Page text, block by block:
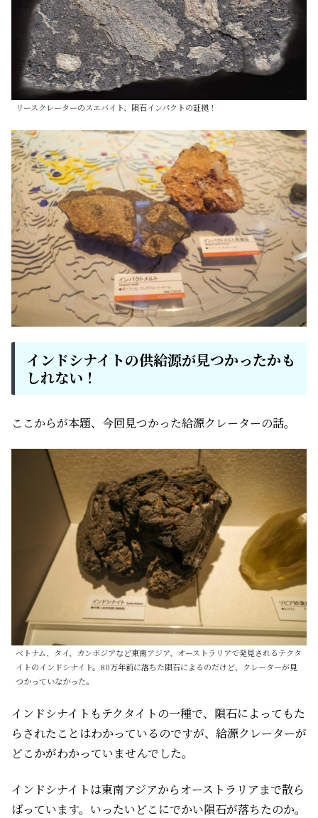
リースクレーターのスエバイト、隕石インパクトの証拠！
インドシナイトの供給源が見つかったかも
しれない！
ここからが本題、今回見つかった給源クレーターの話。
ベトナム、タイ、カンボジアなど東南アジア、オーストラリアで発見されるテクタ
イトのインドシナイト。80万年前に落ちた隕石によるのだけど、クレーターが見
つかっていなかった。
インドシナイトもテクタイトの一種で、隕石によってもた
らされたことはわかっているのですが、給源クレーターが
どこかがわかっていませんでした。
インドシナイトは東南アジアからオーストラリアまで散ら
ばっています。いったいどこにでかい隕石が落ちたのか。